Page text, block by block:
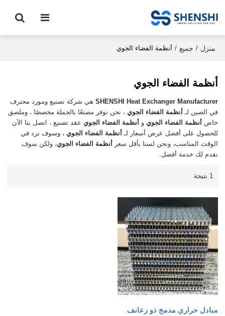
منزل / جميع / أنظمة الفضاء الجوي
أنظمة الفضاء الجوي
SHENSHI Heat Exchanger Manufacturer​ هي شركة تصنيع ومورد محترف
في الصين لـ أنظمة الفضاء الجوي ، نحن نوفر مصنعًا بالجملة مخصصًا ، وملصق
خاص أنظمة الفضاء الجوي و أنظمة الفضاء الجوي عقد تصنيع ، اتصل بنا الآن
للحصول على أفضل عرض أسعار لـ أنظمة الفضاء الجوي ، وسوف نرد في
الوقت المناسب، ونحن لسنا بأقل سعر
أنظمة الفضاء الجوي، ولكن سوف
نقدم لك خدمة أفضل.
1 نتيجة
مبادل حراري مدمج ذو زعانف